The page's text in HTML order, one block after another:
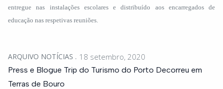
entregue nas instalações escolares e distribuído aos encarregados de
educação nas respetivas reuniões.
ARQUIVO NOTÍCIAS 18 setembro, 2020
Press e Blogue Trip do Turismo do Porto Decorreu em
Terras de Bouro